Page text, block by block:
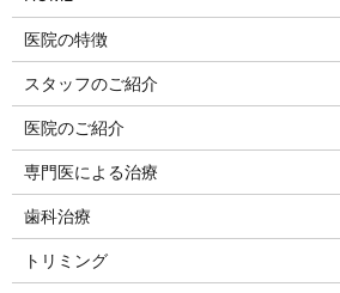
医院の特徴
スタッフのご紹介
医院のご紹介
専門医による治療
歯科治療
トリミング